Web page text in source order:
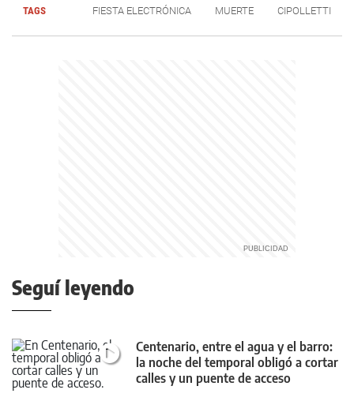
TAGS FIESTA ELECTRÓNICA MUERTE CIPOLLETTI
Seguí leyendo
Centenario, entre el agua y el barro:
la noche del temporal obligó a cortar
calles y un puente de acceso